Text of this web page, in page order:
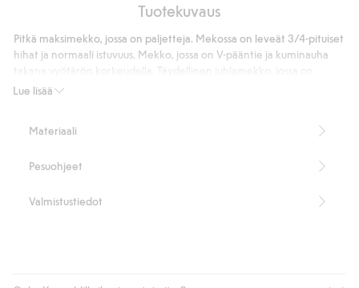
ääneen
Tuotekuvaus
Lue lisää
Pitkä maksimekko, jossa on paljetteja. Mekossa on leveät 3/4-pituiset
hihat ja normaali istuvuus. Mekko, jossa on V-pääntie ja kuminauha
kimaltelevia paljetteja.
Sopii hyvin uuteenvuoteen ja muihin juhliin
Tuotenumero:
Materiaali
Pesuohjeet
Valmistustiedot